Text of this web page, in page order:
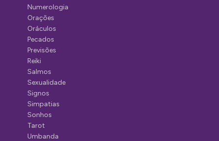
Numerologia
Orações
Oráculos
Pecados
Previsões
Reiki
Salmos
Sexualidade
Signos
Simpatias
Sonhos
Tarot
Umbanda